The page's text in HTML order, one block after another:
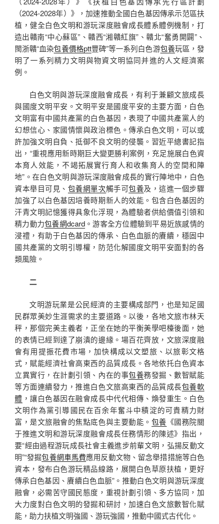
（2024-2028年）》，加速推動全國白色基因傳承示范區扶
植，健全白色文明和游玩深度融會成長體系體例機制，打
造出贛南“中心蘇區”、贛西“湘贛紅旗”、贛北“奮勇開闢”、
閩浙贛“血染包養價格ptt豐碑”等一系列白色游包養玩區，發
明了一系列精力文明與物資文明協同并進的人文經濟案
例。
白色文明與游玩深度融會成長，有利于兼顧文旅成長
與國度文明平安。文明平安是國度平安的主要方面，白色
文明富有中國共產黨的白色基因，表現了中國共產黨人的
幻想信心、家國情懷與政治標色。傳承白色文明，可以或
許加強文明自負、抵御不良文明的侵襲。習近平總書記指
出，“重視應用新時期巨大變更勝利案例，充足施展白色資
本育人效能，不竭拓展實行育人和收集育人的空間和陣
地”。在白色文明與游玩深度融會成長的實行陣地中，白色
資本舉目可見、 包養網單次觸手可包養及，這進一個步驟
加強了以白色基因培養時期新人的效能。包含白色基因的
汗青文明記憶獲得具象化浮現，為體驗者供給價值引領和
精力動力包養網dcard。游客全方位體驗到平易近族感情的
浸禮，有助于白色基因的傳承、白色血脈的賡續，穩固中
國共產黨的文明引導權，防范化解國度文明平安面對的各
類風險。
二
文明游玩業是公民經濟的主要構成部門，也是知足國
民群眾美妙生涯需求的主要道路。以後，各地文旅市林天
秤，那個完美主義者，正坐在她的平衡美學吧檯後面，她
的表情已經到達了崩潰的邊緣。場百花齊放，文旅深度融
會有用提振花費市場，加快構成以文塑旅、以旅彰文格
式，賦能經濟社會高東西的品質成長。各地依托白色資本
立異實行，在計劃引領、內在的事包養務發掘、數智賦能
等方面連續發力，推進白色文旅高東西的品質成長包養軟
體 ，讓白色基因在融會成長中代代相傳、煥發重生。白色
文明作為黨引導國民在百余年奮斗中積淀的可貴精力財
富，是文旅融會的焦點底色與主要動能。 包養 《國務院關
于推進文明和游玩深度融會成長任務情形的陳述》指出，
要“經由過程游玩成長社會主義進步前輩文明，弘揚反動文
明”“發掘包養網車馬費應用反動文物、留念舉措措施等白色
資本，發布白色游玩精品線路，展開白色草原扶植，更好
傳承白色基因、賡續白色血脈”。推動白色文明與游玩深度
融會，必需苦守國民態度，重視計劃引領、多方協同，加
大力度對白色文明的發掘和研討，加速白色文旅數智化賦
能，助力扶植文明強國、游玩強國，推動中國式古代化。